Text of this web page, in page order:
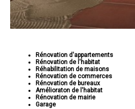
Rénovation d'appartements
Rénovation de l'habitat
Réhabilitation de maisons
Rénovation de commerces
Rénovation de bureaux
Amélioraton de l'habitat
Rénovation de mairie
Garage